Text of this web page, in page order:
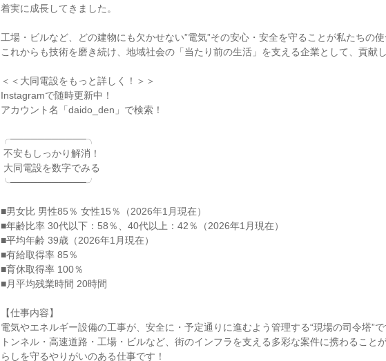
着実に成長してきました。
工場・ビルなど、どの建物にも欠かせない”電気”その安心・安全を守ることが私たちの使
これからも技術を磨き続け、地域社会の「当たり前の生活」を支える企業として、貢献し
＜＜大同電設をもっと詳しく！＞＞
Instagramで随時更新中！
アカウント名「daido_den」で検索！
╭───────────╮
╰───────────╯
■男女比 男性85％ 女性15％（2026年1月現在）
■年齢比率 30代以下：58％、40代以上：42％（2026年1月現在）
■平均年齢 39歳（2026年1月現在）
■有給取得率 85％
■育休取得率 100％
■月平均残業時間 20時間
【仕事内容】
電気やエネルギー設備の工事が、安全に・予定通りに進むよう管理する“現場の司令塔”で
トンネル・高速道路・工場・ビルなど、街のインフラを支える多彩な案件に携わること
らしを守るやりがいのある仕事です！